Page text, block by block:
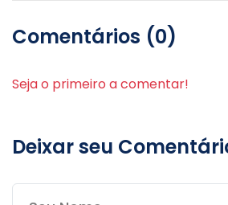
Comentários (0)
Seja o primeiro a comentar!
Deixar seu